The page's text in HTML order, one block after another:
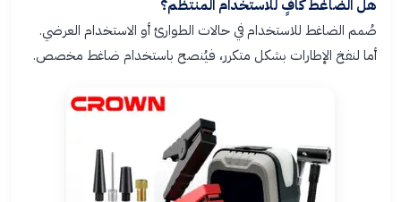
هل الضاغط كافٍ للاستخدام المنتظم؟
صُمم الضاغط للاستخدام في حالات الطوارئ أو الاستخدام العرضي.
أما لنفخ الإطارات بشكل متكرر، فيُنصح باستخدام ضاغط مخصص.